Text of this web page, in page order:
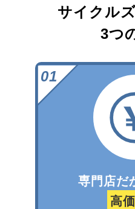
サイクル
3つ
専門店だ
高